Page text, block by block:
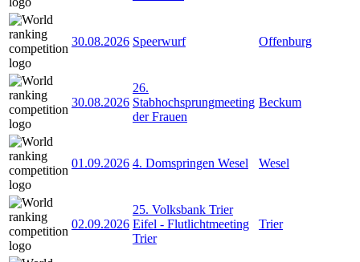
30.08.2026 Speerwurf Offenburg
30.08.2026
26.
Stabhochsprungmeeting
der Frauen
Beckum
01.09.2026 4. Domspringen Wesel Wesel
02.09.2026
25. Volksbank Trier
Eifel - Flutlichtmeeting
Trier
Trier